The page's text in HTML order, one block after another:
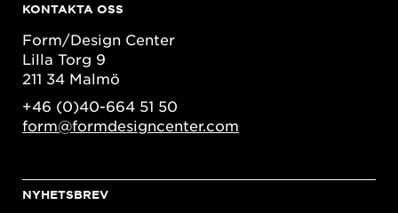
KONTAKTA OSS
Form/Design Center
Lilla Torg 9
211 34 Malmö
+46 (0)40-664 51 50
form@formdesigncenter.com
NYHETSBREV